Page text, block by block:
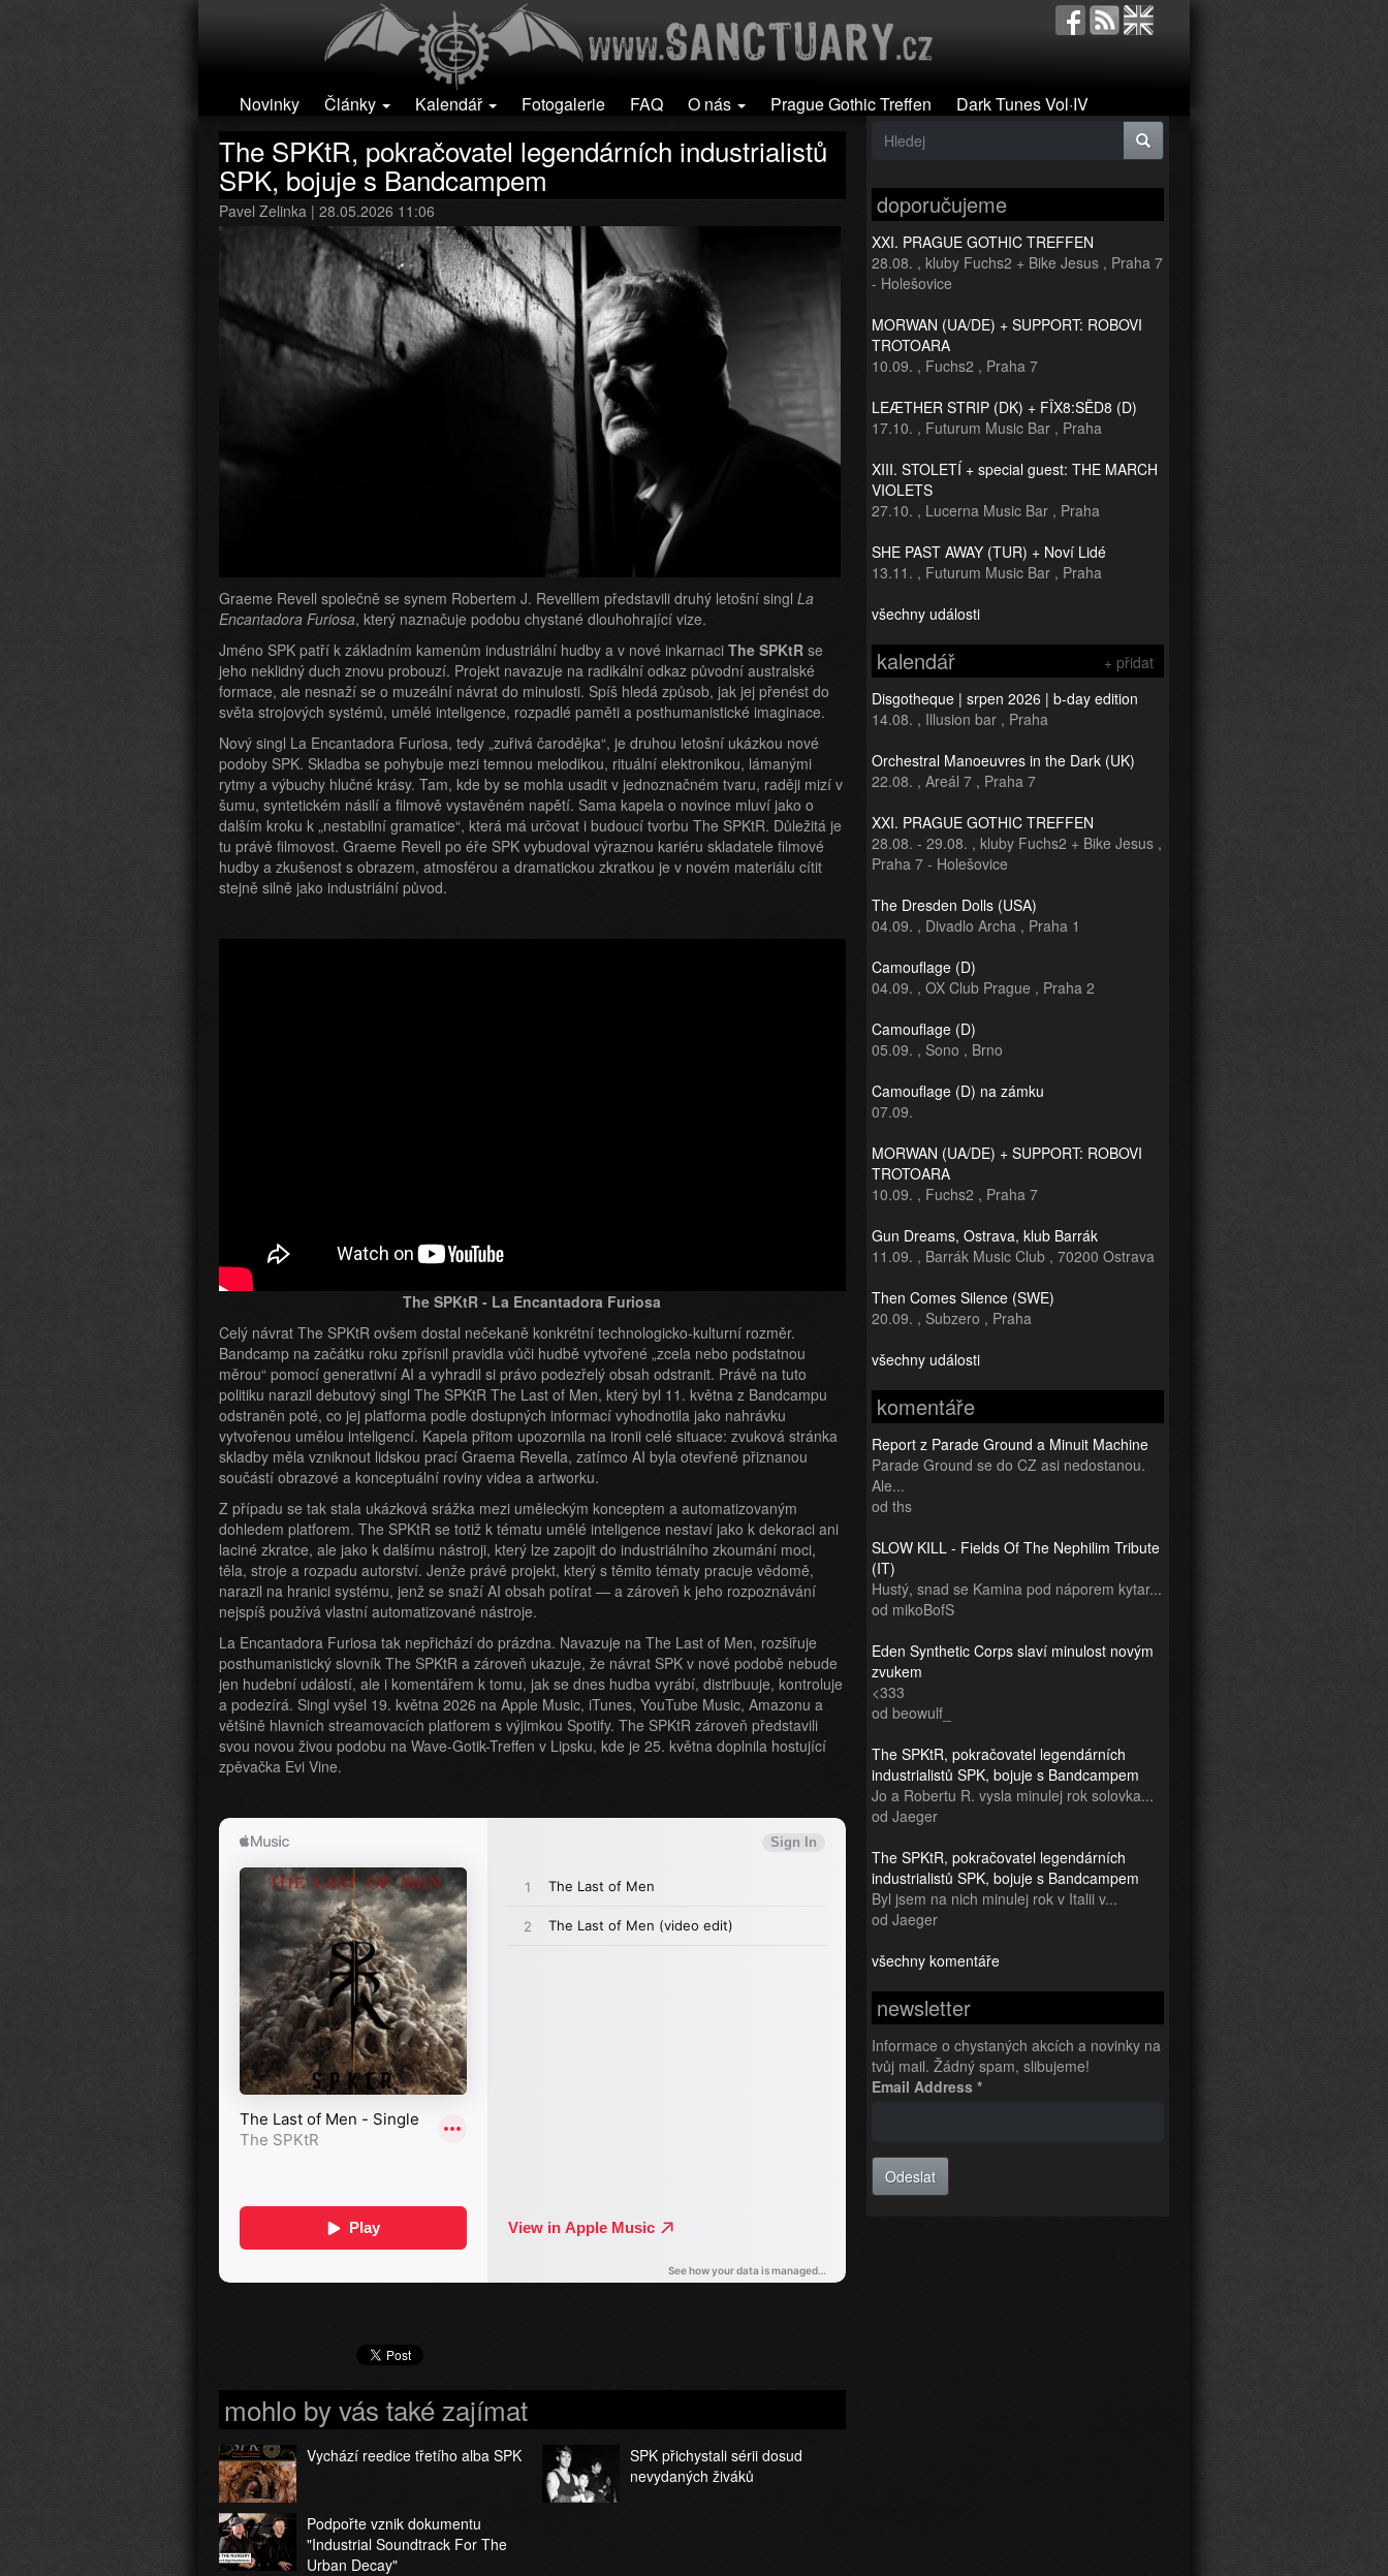
Novinky Články Kalendář Fotogalerie FAQ O nás Prague Gothic Treffen Dark Tunes Vol·IV
The SPKtR, pokračovatel legendárních industrialistů
SPK, bojuje s Bandcampem
Pavel Zelinka | 28.05.2026 11:06
Graeme Revell společně se synem Robertem J. Revelllem představili druhý letošní singl La
Encantadora Furiosa, který naznačuje podobu chystané dlouhohrající vize.
Jméno SPK patří k základním kamenům industriální hudby a v nové inkarnaci The SPKtR se
jeho neklidný duch znovu probouzí. Projekt navazuje na radikální odkaz původní australské
formace, ale nesnaží se o muzeální návrat do minulosti. Spíš hledá způsob, jak jej přenést do
světa strojových systémů, umělé inteligence, rozpadlé paměti a posthumanistické imaginace.
Nový singl La Encantadora Furiosa, tedy „zuřivá čarodějka“, je druhou letošní ukázkou nové
podoby SPK. Skladba se pohybuje mezi temnou melodikou, rituální elektronikou, lámanými
rytmy a výbuchy hlučné krásy. Tam, kde by se mohla usadit v jednoznačném tvaru, raději mizí v
šumu, syntetickém násilí a filmově vystavěném napětí. Sama kapela o novince mluví jako o
dalším kroku k „nestabilní gramatice“, která má určovat i budoucí tvorbu The SPKtR. Důležitá je
tu právě filmovost. Graeme Revell po éře SPK vybudoval výraznou kariéru skladatele filmové
hudby a zkušenost s obrazem, atmosférou a dramatickou zkratkou je v novém materiálu cítit
stejně silně jako industriální původ.
The SPKtR - La Encantadora Furiosa
Celý návrat The SPKtR ovšem dostal nečekaně konkrétní technologicko-kulturní rozměr.
Bandcamp na začátku roku zpřísnil pravidla vůči hudbě vytvořené „zcela nebo podstatnou
měrou“ pomocí generativní AI a vyhradil si právo podezřelý obsah odstranit. Právě na tuto
politiku narazil debutový singl The SPKtR The Last of Men, který byl 11. května z Bandcampu
odstraněn poté, co jej platforma podle dostupných informací vyhodnotila jako nahrávku
vytvořenou umělou inteligencí. Kapela přitom upozornila na ironii celé situace: zvuková stránka
skladby měla vzniknout lidskou prací Graema Revella, zatímco AI byla otevřeně přiznanou
součástí obrazové a konceptuální roviny videa a artworku.
Z případu se tak stala ukázková srážka mezi uměleckým konceptem a automatizovaným
dohledem platforem. The SPKtR se totiž k tématu umělé inteligence nestaví jako k dekoraci ani
laciné zkratce, ale jako k dalšímu nástroji, který lze zapojit do industriálního zkoumání moci,
těla, stroje a rozpadu autorství. Jenže právě projekt, který s těmito tématy pracuje vědomě,
narazil na hranici systému, jenž se snaží AI obsah potírat — a zároveň k jeho rozpoznávání
nejspíš používá vlastní automatizované nástroje.
La Encantadora Furiosa tak nepřichází do prázdna. Navazuje na The Last of Men, rozšiřuje
posthumanistický slovník The SPKtR a zároveň ukazuje, že návrat SPK v nové podobě nebude
jen hudební událostí, ale i komentářem k tomu, jak se dnes hudba vyrábí, distribuuje, kontroluje
a podezírá. Singl vyšel 19. května 2026 na Apple Music, iTunes, YouTube Music, Amazonu a
většině hlavních streamovacích platforem s výjimkou Spotify. The SPKtR zároveň představili
svou novou živou podobu na Wave-Gotik-Treffen v Lipsku, kde je 25. května doplnila hostující
zpěvačka Evi Vine.
mohlo by vás také zajímat
Vychází reedice třetího alba SPK
SPK přichystali sérii dosud
nevydaných živáků
Podpořte vznik dokumentu
"Industrial Soundtrack For The
Urban Decay"
doporučujeme
XXI. PRAGUE GOTHIC TREFFEN
28.08. , kluby Fuchs2 + Bike Jesus , Praha 7
- Holešovice
MORWAN (UA/DE) + SUPPORT: ROBOVI
TROTOARA
10.09. , Fuchs2 , Praha 7
LEÆTHER STRIP (DK) + FÏX8:SËD8 (D)
17.10. , Futurum Music Bar , Praha
XIII. STOLETÍ + special guest: THE MARCH
VIOLETS
27.10. , Lucerna Music Bar , Praha
SHE PAST AWAY (TUR) + Noví Lidé
13.11. , Futurum Music Bar , Praha
všechny události
kalendář
+ přidat
Disgotheque | srpen 2026 | b-day edition
14.08. , Illusion bar , Praha
Orchestral Manoeuvres in the Dark (UK)
22.08. , Areál 7 , Praha 7
XXI. PRAGUE GOTHIC TREFFEN
28.08. - 29.08. , kluby Fuchs2 + Bike Jesus ,
Praha 7 - Holešovice
The Dresden Dolls (USA)
04.09. , Divadlo Archa , Praha 1
Camouflage (D)
04.09. , OX Club Prague , Praha 2
Camouflage (D)
05.09. , Sono , Brno
Camouflage (D) na zámku
07.09.
MORWAN (UA/DE) + SUPPORT: ROBOVI
TROTOARA
10.09. , Fuchs2 , Praha 7
Gun Dreams, Ostrava, klub Barrák
11.09. , Barrák Music Club , 70200 Ostrava
Then Comes Silence (SWE)
20.09. , Subzero , Praha
všechny události
komentáře
Report z Parade Ground a Minuit Machine
Parade Ground se do CZ asi nedostanou.
Ale...
od ths
SLOW KILL - Fields Of The Nephilim Tribute
(IT)
Hustý, snad se Kamina pod náporem kytar...
od mikoBofS
Eden Synthetic Corps slaví minulost novým
zvukem
<333
od beowulf_
The SPKtR, pokračovatel legendárních
industrialistů SPK, bojuje s Bandcampem
Jo a Robertu R. vysla minulej rok solovka...
od Jaeger
The SPKtR, pokračovatel legendárních
industrialistů SPK, bojuje s Bandcampem
Byl jsem na nich minulej rok v Italii v...
od Jaeger
všechny komentáře
newsletter
Informace o chystaných akcích a novinky na
tvůj mail. Žádný spam, slibujeme!
Email Address *
Odeslat